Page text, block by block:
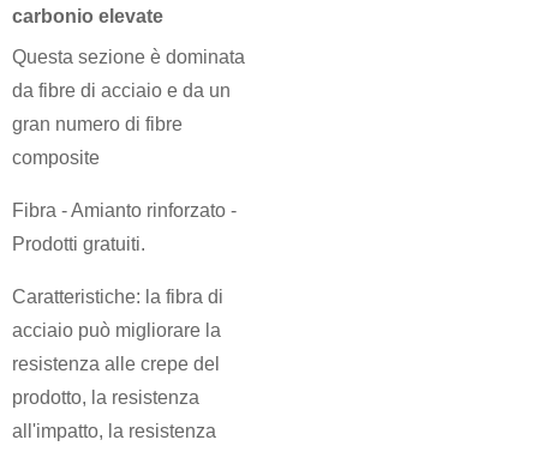
carbonio elevate
Questa sezione è dominata
da fibre di acciaio e da un
gran numero di fibre
composite
Fibra - Amianto rinforzato -
Prodotti gratuiti.
Caratteristiche: la fibra di
acciaio può migliorare la
resistenza alle crepe del
prodotto, la resistenza
all'impatto, la resistenza